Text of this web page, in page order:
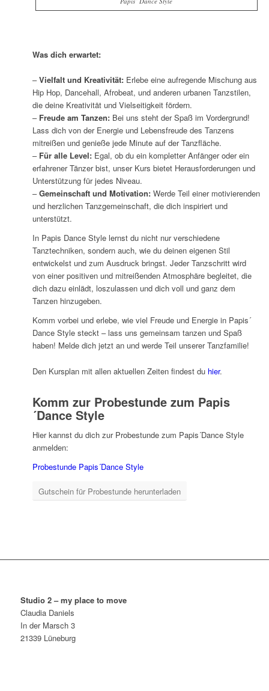
Was dich erwartet:
–Vielfalt und Kreativität: Erlebe eine aufregende Mischung aus
Hip Hop, Dancehall, Afrobeat, und anderen urbanen Tanzstilen,
die deine Kreativität und Vielseitigkeit fördern.
–Freude am Tanzen: Bei uns steht der Spaß im Vordergrund!
Lass dich von der Energie und Lebensfreude des Tanzens
mitreißen und genieße jede Minute auf der Tanzfläche.
–Für alle Level: Egal, ob du ein kompletter Anfänger oder ein
erfahrener Tänzer bist, unser Kurs bietet Herausforderungen und
Unterstützung für jedes Niveau.
–Gemeinschaft und Motivation: Werde Teil einer motivierenden
und herzlichen Tanzgemeinschaft, die dich inspiriert und
unterstützt.
In Papis Dance Style lernst du nicht nur verschiedene
Tanztechniken, sondern auch, wie du deinen eigenen Stil
entwickelst und zum Ausdruck bringst. Jeder Tanzschritt wird
von einer positiven und mitreißenden Atmosphäre begleitet, die
dich dazu einlädt, loszulassen und dich voll und ganz dem
Tanzen hinzugeben.
Komm vorbei und erlebe, wie viel Freude und Energie in Papis´
Dance Style steckt – lass uns gemeinsam tanzen und Spaß
haben! Melde dich jetzt an und werde Teil unserer Tanzfamilie!
Den Kursplan mit allen aktuellen Zeiten findest du hier.
Komm zur Probestunde zum Papis
´Dance Style
Hier kannst du dich zur Probestunde zum Papis´Dance Style
anmelden:
Probestunde Papis´Dance Style
Gutschein für Probestunde herunterladen
Studio 2 – my place to move
Claudia Daniels
In der Marsch 3
21339 Lüneburg